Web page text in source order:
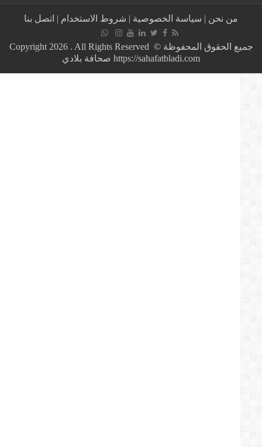
Spain
the
2026
Cup…
من نحن| سياسة الخصوصية|شروط الاستخدام|اتصل بنا
جميع الحقوق المحفوظة © Copyright 2026 . All Rights Reserved
https://sahafatbladi.com صحافة بلادي